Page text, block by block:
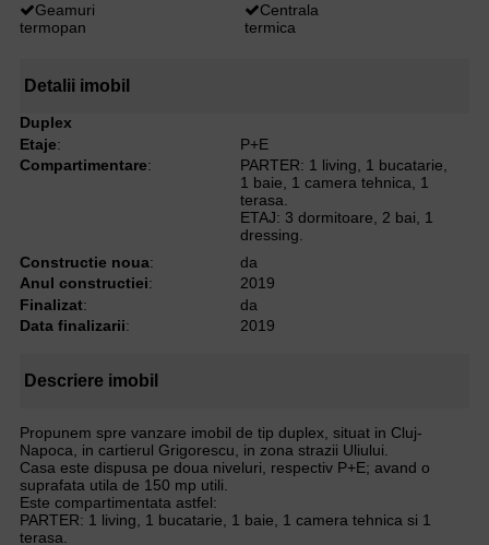
Geamuri
termopan
Centrala
termica
Detalii imobil
Duplex
Etaje:
P+E
Compartimentare:
PARTER: 1 living, 1 bucatarie,
1 baie, 1 camera tehnica, 1
terasa.
ETAJ: 3 dormitoare, 2 bai, 1
dressing.
Constructie noua:
da
Anul constructiei:
2019
Finalizat:
da
Data finalizarii: 2019
Descriere imobil
Propunem spre vanzare imobil de tip duplex, situat in Cluj-
Napoca, in cartierul Grigorescu, in zona strazii Uliului.
Casa este dispusa pe doua niveluri, respectiv P+E; avand o
suprafata utila de 150 mp utili.
Este compartimentata astfel:
PARTER: 1 living, 1 bucatarie, 1 baie, 1 camera tehnica si 1
terasa.